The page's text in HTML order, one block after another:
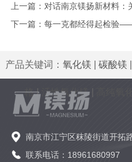
上一篇： 对话南京镁扬新材料：
区，您中了几个？
下一篇： 每一克都经得起检验
产品关键词： 氧化镁 碳酸镁
格| 活性氧化镁|
南京市江宁区秣陵街道开拓
联系电话：18961680997